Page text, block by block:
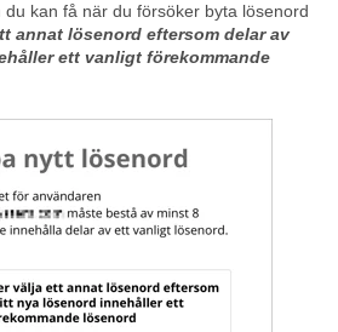
kan få när du försöker byta lösenord
annat lösenord eftersom delar av
ett vanligt förekommande